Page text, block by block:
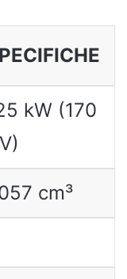
kW (170
cm³